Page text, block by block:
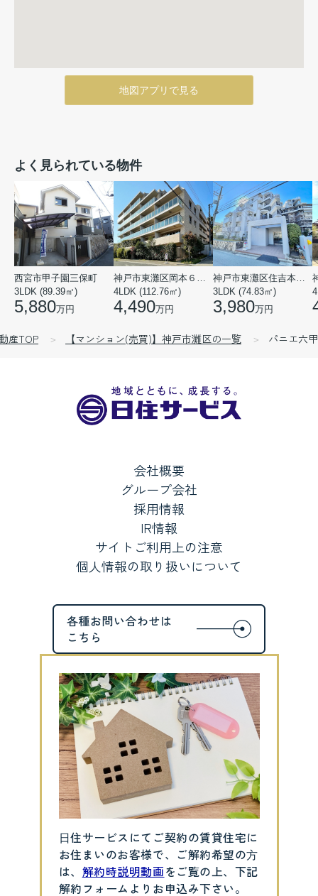
地図アプリで見る
よく見られている物件
西宮市甲子園三保町
3LDK (89.39㎡)
5,880万円
神戸市東灘区岡本６丁目
4LDK (112.76㎡)
4,490万円
神戸市東灘区住吉本町１丁目
3LDK (74.83㎡)
3,980万円
産TOP 【マンション(売買)】神戸市灘区の一覧 パニエ六甲
会社概要
グループ会社
採用情報
IR情報
サイトご利用上の注意
個人情報の取り扱いについて
⽇住サービスにてご契約の賃貸住宅に
お住まいのお客様で、ご解約希望の⽅
は、 解約時説明動画をご覧の上、下記
解約フォームよりお申込み下さい。